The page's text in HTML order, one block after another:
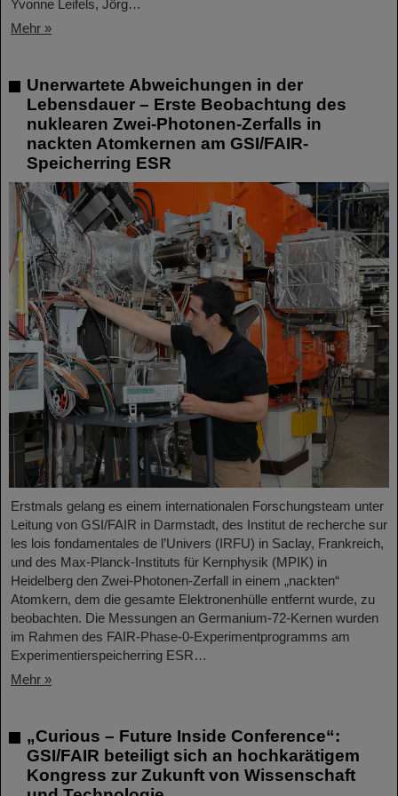
Yvonne Leifels, Jörg…
Mehr »
Unerwartete Abweichungen in der
Lebensdauer – Erste Beobachtung des
nuklearen Zwei-Photonen-Zerfalls in
nackten Atomkernen am GSI/FAIR-
Speicherring ESR
Erstmals gelang es einem internationalen Forschungsteam unter
Leitung von GSI/FAIR in Darmstadt, des Institut de recherche sur
les lois fondamentales de l’Univers (IRFU) in Saclay, Frankreich,
und des Max-Planck-Instituts für Kernphysik (MPIK) in
Heidelberg den Zwei-Photonen-Zerfall in einem „nackten“
Atomkern, dem die gesamte Elektronenhülle entfernt wurde, zu
beobachten. Die Messungen an Germanium-72-Kernen wurden
im Rahmen des FAIR-Phase-0-Experimentprogramms am
Experimentierspeicherring ESR…
Mehr »
„Curious – Future Inside Conference“:
GSI/FAIR beteiligt sich an hochkarätigem
Kongress zur Zukunft von Wissenschaft